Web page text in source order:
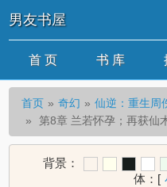
男友书屋
首 页 书 库
首页 奇幻
仙逆：重生周
第8章 兰若怀孕；再获仙
背景：
体： [